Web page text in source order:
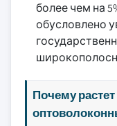
более чем на
обусловлено
Почему